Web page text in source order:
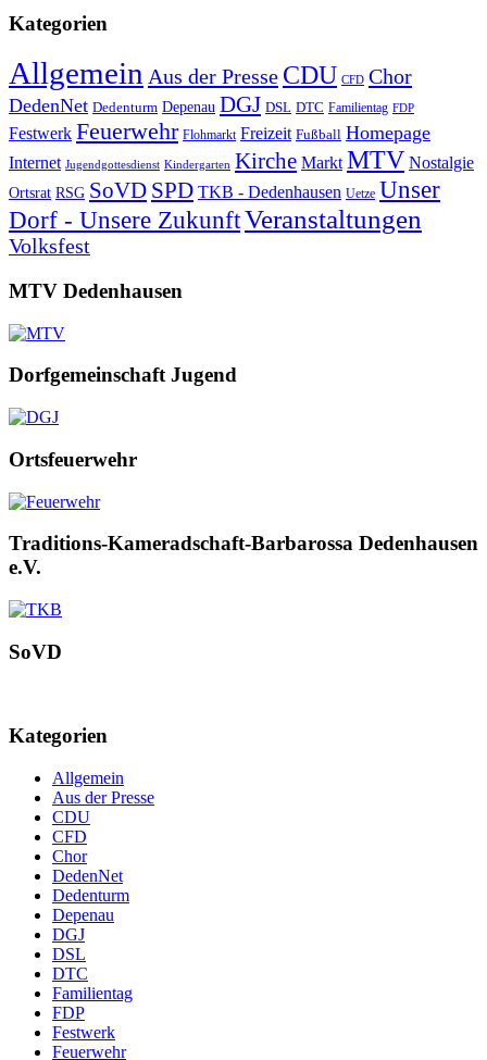
Kategorien
Allgemein Aus der Presse CDU CFD Chor
DedenNet Dedenturm Depenau DGJ DSL DTC Familientag FDP
Festwerk Feuerwehr Flohmarkt Freizeit Fußball Homepage
Internet Jugendgottesdienst Kindergarten Kirche Markt MTV Nostalgie
Ortsrat RSG SoVD SPD TKB - Dedenhausen Uetze Unser
Dorf - Unsere ZukunftVeranstaltungen
Volksfest
MTV Dedenhausen
Dorfgemeinschaft Jugend
Ortsfeuerwehr
Traditions-Kameradschaft-Barbarossa Dedenhausen
e.V.
SoVD
Kategorien
Allgemein
Aus der Presse
CDU
CFD
Chor
DedenNet
Dedenturm
Depenau
DGJ
DSL
DTC
Familientag
FDP
Festwerk
Feuerwehr